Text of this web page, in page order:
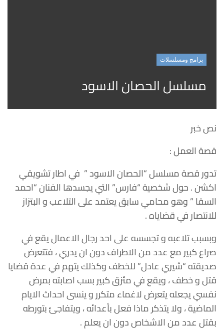
برامج ومسلسلات
مسلسل الحصان الاسود
نص خبر
قصة العمل :
تدور قصة مسلسل “الحصان الاسود ” في اطار تشويقي
اكشن . حول شخصية “فارس” التي يجسدها الفنان “احمد
السقا ” وهو محامي سابق يعتمد على التلاعب و البتزاز
للانتصار في قضاياه .
وبسبب تلاعبه و تجسسه على احد رجال الاعمال يقع في
صراع كبير مع عدد من الاطراف دون ان يدري ، فتتعرض
صديقته “شيري عادل” للخطف وكذلك يتهم في عدة قضايا
قتل و خطف ، ويقع في مئزق كبير بسب اصابته بمرض
نفسي يجعله يتعرض لاغماء متكرر و ينسى احداث الايام
الماضية ، ولا يتذكر ماذا فعل بأعدائه ، ويتفاجئ بتورطه
بقتل عدد من الاشخاص دون ان يعلم .